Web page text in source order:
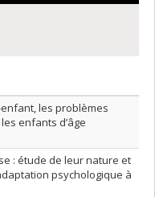
order
les problèmes
enfants d’âge
: étude de leur nature et
psychologique à